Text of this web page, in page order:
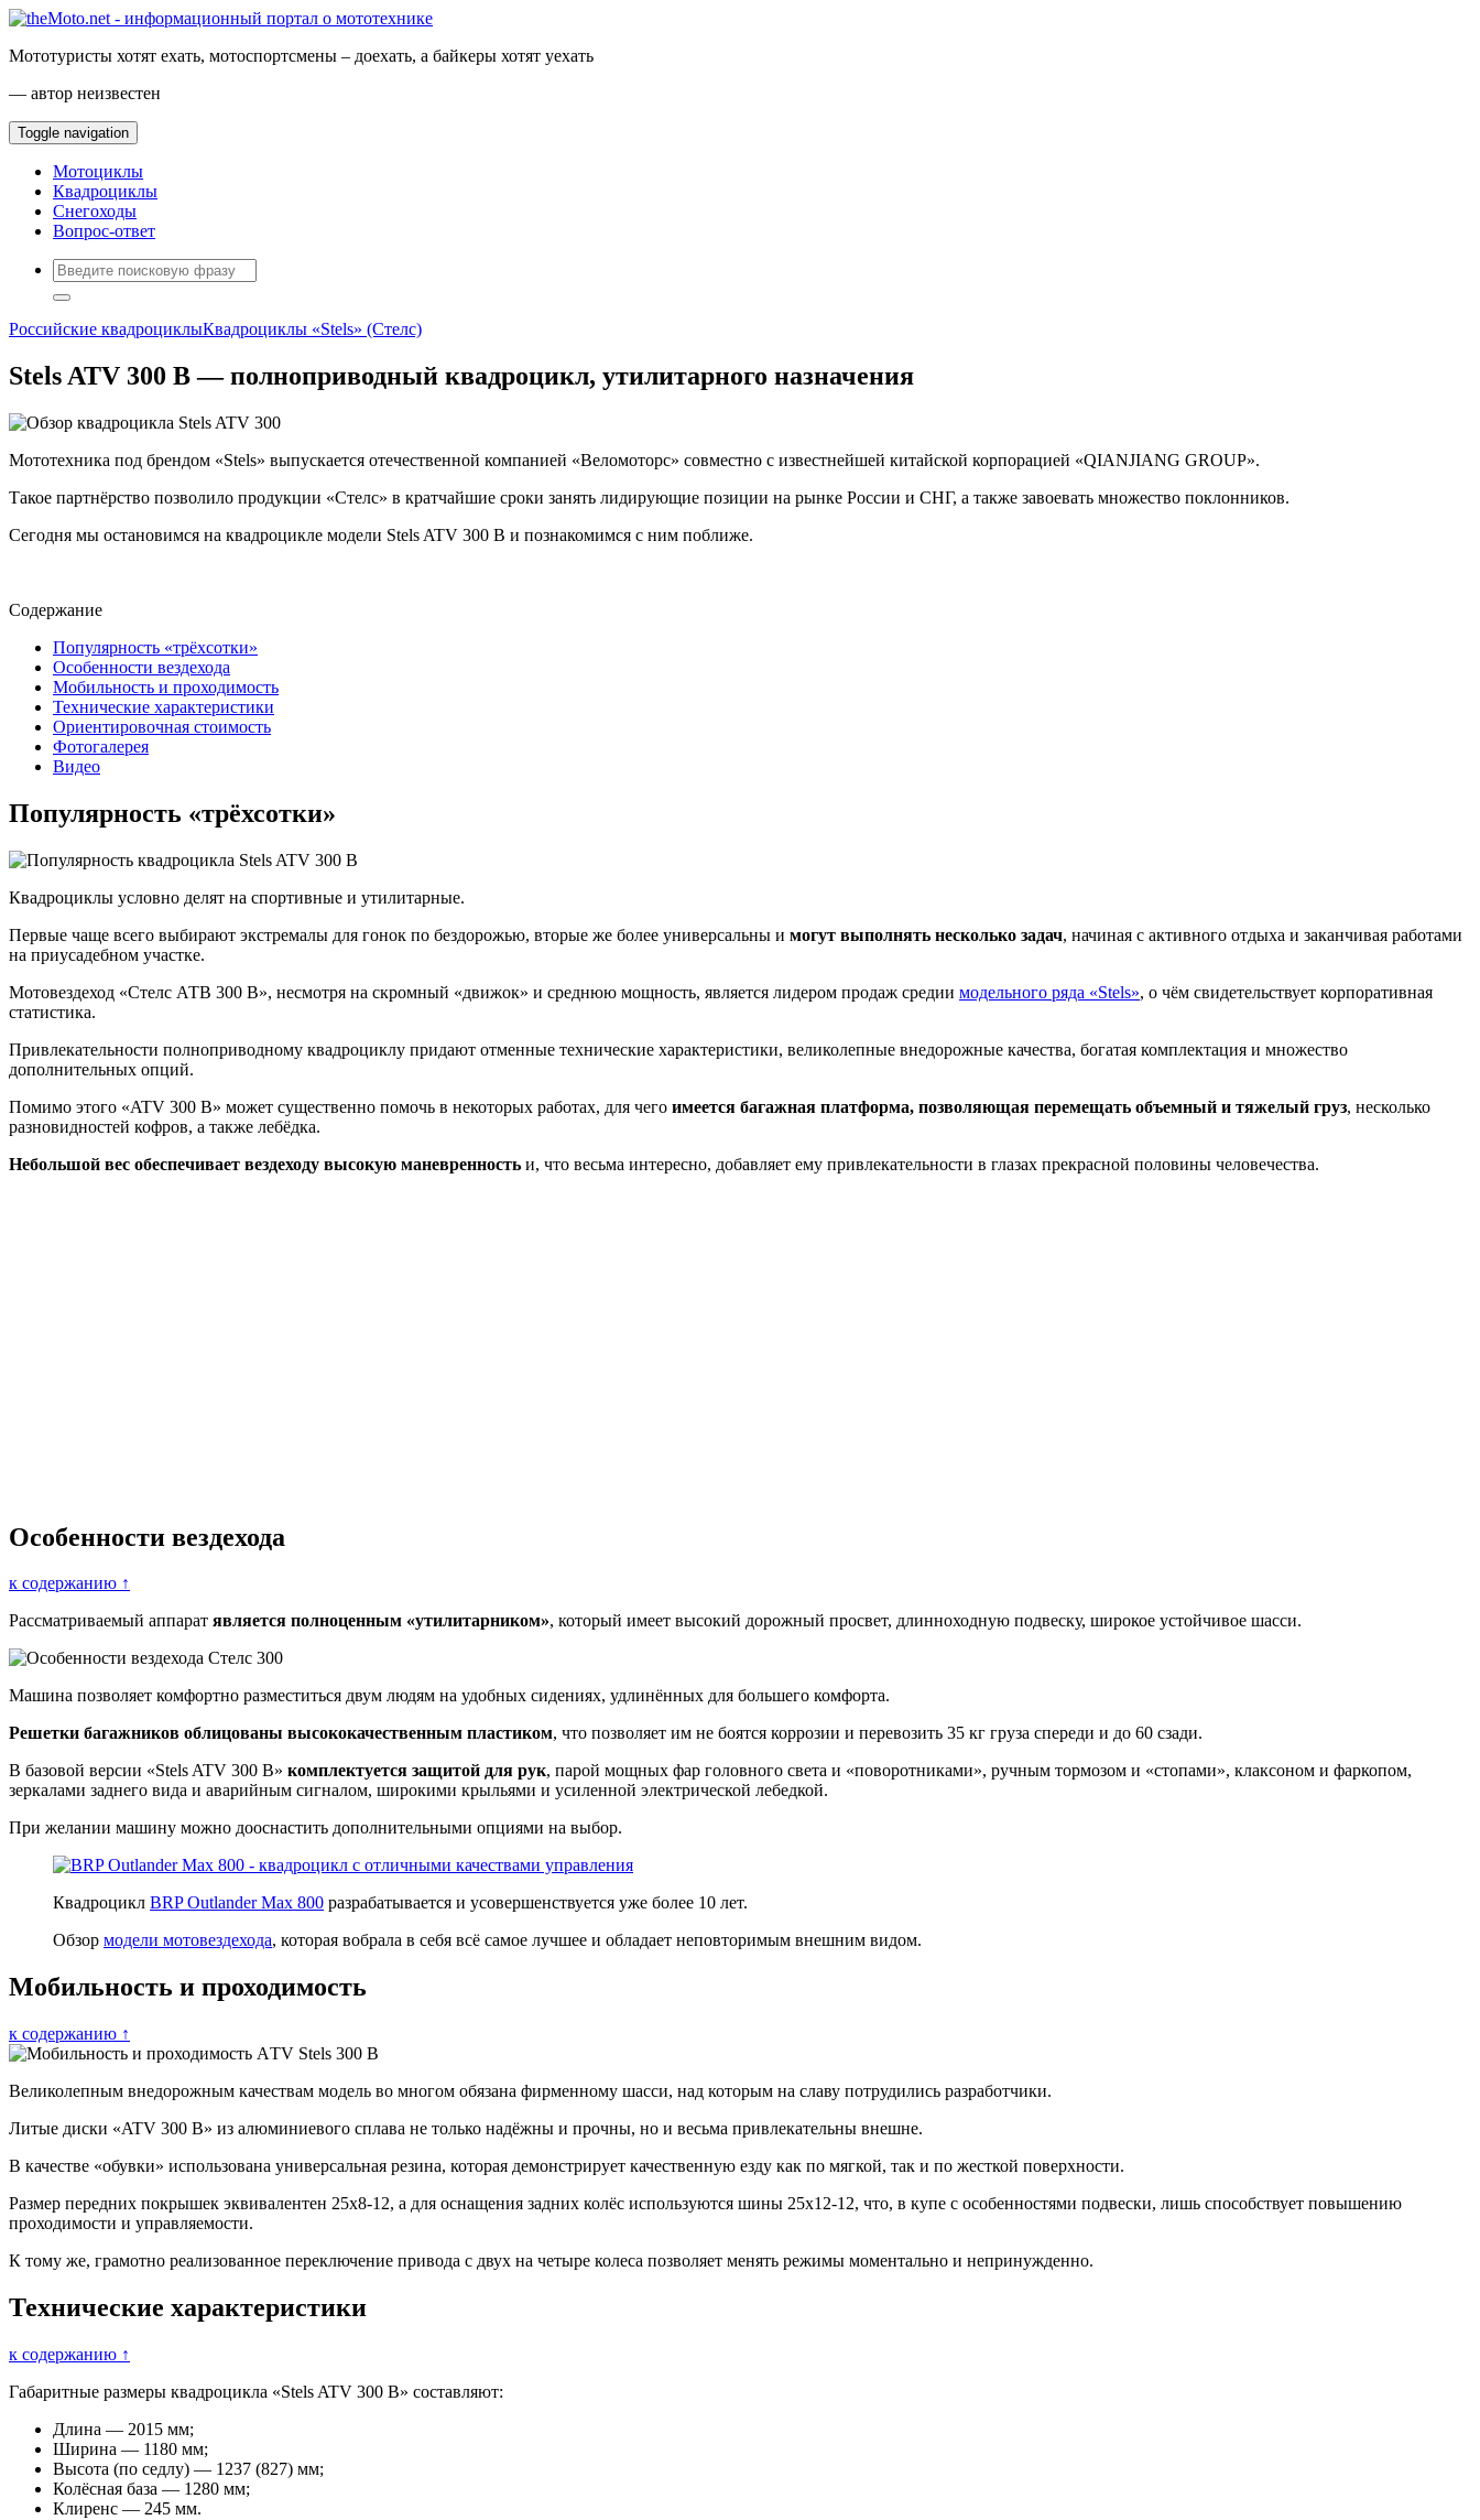
Мототуристы хотят ехать, мотоспортсмены – доехать, а байкеры хотят уехать
— автор неизвестен
Toggle navigation
Мотоциклы
Квадроциклы
Снегоходы
Вопрос-ответ
Российские квадроциклыКвадроциклы «Stels» (Стелс)
Stels ATV 300 B — полноприводный квадроцикл, утилитарного назначения
Мототехника под брендом «Stels» выпускается отечественной компанией «Веломоторс» совместно с известнейшей китайской корпорацией «QIANJIANG GROUP».
Такое партнёрство позволило продукции «Стелс» в кратчайшие сроки занять лидирующие позиции на рынке России и СНГ, а также завоевать множество поклонников.
Сегодня мы остановимся на квадроцикле модели Stels ATV 300 B и познакомимся с ним поближе.
Содержание
Популярность «трёхсотки»
Особенности вездехода
Мобильность и проходимость
Технические характеристики
Ориентировочная стоимость
Фотогалерея
Видео
Популярность «трёхсотки»
Квадроциклы условно делят на спортивные и утилитарные.
Первые чаще всего выбирают экстремалы для гонок по бездорожью, вторые же более универсальны и могут выполнять несколько задач, начиная с активного отдыха и заканчивая работами
на приусадебном участке.
Мотовездеход «Стелс АТВ 300 В», несмотря на скромный «движок» и среднюю мощность, является лидером продаж средии модельного ряда «Stels», о чём свидетельствует корпоративная
статистика.
Привлекательности полноприводному квадроциклу придают отменные технические характеристики, великолепные внедорожные качества, богатая комплектация и множество
дополнительных опций.
Помимо этого «ATV 300 B» может существенно помочь в некоторых работах, для чего имеется багажная платформа, позволяющая перемещать объемный и тяжелый груз, несколько
разновидностей кофров, а также лебёдка.
Небольшой вес обеспечивает вездеходу высокую маневренность и, что весьма интересно, добавляет ему привлекательности в глазах прекрасной половины человечества.
Особенности вездехода
к содержанию ↑
Рассматриваемый аппарат является полноценным «утилитарником», который имеет высокий дорожный просвет, длинноходную подвеску, широкое устойчивое шасси.
Машина позволяет комфортно разместиться двум людям на удобных сидениях, удлинённых для большего комфорта.
Решетки багажников облицованы высококачественным пластиком, что позволяет им не боятся коррозии и перевозить 35 кг груза спереди и до 60 сзади.
В базовой версии «Stels ATV 300 B» комплектуется защитой для рук, парой мощных фар головного света и «поворотниками», ручным тормозом и «стопами», клаксоном и фаркопом,
зеркалами заднего вида и аварийным сигналом, широкими крыльями и усиленной электрической лебедкой.
При желании машину можно дооснастить дополнительными опциями на выбор.
Квадроцикл BRP Outlander Маx 800 разрабатывается и усовершенствуется уже более 10 лет.
Обзор модели мотовездехода, которая вобрала в себя всё самое лучшее и обладает неповторимым внешним видом.
Мобильность и проходимость
к содержанию ↑
Великолепным внедорожным качествам модель во многом обязана фирменному шасси, над которым на славу потрудились разработчики.
Литые диски «ATV 300 B» из алюминиевого сплава не только надёжны и прочны, но и весьма привлекательны внешне.
В качестве «обувки» использована универсальная резина, которая демонстрирует качественную езду как по мягкой, так и по жесткой поверхности.
Размер передних покрышек эквивалентен 25х8-12, а для оснащения задних колёс используются шины 25х12-12, что, в купе с особенностями подвески, лишь способствует повышению
проходимости и управляемости.
К тому же, грамотно реализованное переключение привода с двух на четыре колеса позволяет менять режимы моментально и непринужденно.
Технические характеристики
к содержанию ↑
Габаритные размеры квадроцикла «Stels ATV 300 B» составляют:
Длина — 2015 мм;
Ширина — 1180 мм;
Высота (по седлу) — 1237 (827) мм;
Колёсная база — 1280 мм;
Клиренс — 245 мм.